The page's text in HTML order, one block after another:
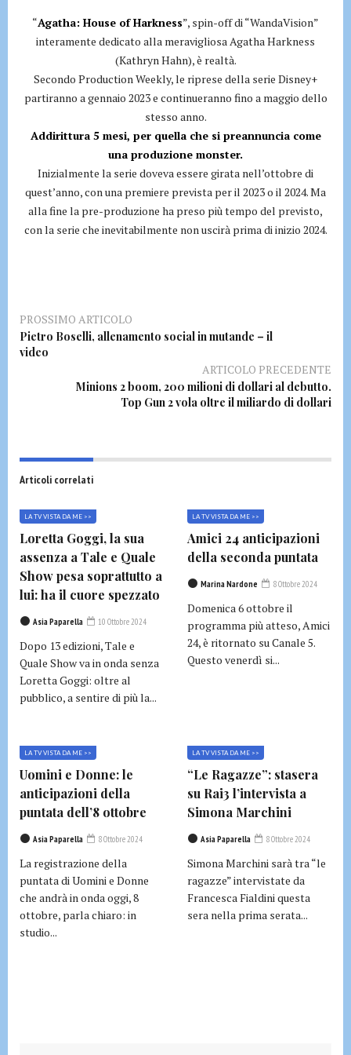
“Agatha: House of Harkness”, spin-off di “WandaVision”
interamente dedicato alla meravigliosa Agatha Harkness
(Kathryn Hahn), è realtà.
Secondo Production Weekly, le riprese della serie Disney+
partiranno a gennaio 2023 e continueranno fino a maggio dello
stesso anno.
Addirittura 5 mesi, per quella che si preannuncia come
una produzione monster.
Inizialmente la serie doveva essere girata nell’ottobre di
quest’anno, con una premiere prevista per il 2023 o il 2024. Ma
alla fine la pre-produzione ha preso più tempo del previsto,
con la serie che inevitabilmente non uscirà prima di inizio 2024.
PROSSIMO ARTICOLO
Pietro Boselli, allenamento social in mutande – il
video
ARTICOLO PRECEDENTE
Minions 2 boom, 200 milioni di dollari al debutto.
Top Gun 2 vola oltre il miliardo di dollari
Articoli correlati
LA TV VISTA DA ME >>
Loretta Goggi, la sua
assenza a Tale e Quale
Show pesa soprattutto a
lui: ha il cuore spezzato
Asia Paparella 10 Ottobre 2024
Dopo 13 edizioni, Tale e
Quale Show va in onda senza
Loretta Goggi: oltre al
pubblico, a sentire di più la...
LA TV VISTA DA ME >>
Amici 24 anticipazioni
della seconda puntata
Marina Nardone 8 Ottobre 2024
Domenica 6 ottobre il
programma più atteso, Amici
24, è ritornato su Canale 5.
Questo venerdì si...
LA TV VISTA DA ME >>
Uomini e Donne: le
anticipazioni della
puntata dell’8 ottobre
Asia Paparella 8 Ottobre 2024
La registrazione della
puntata di Uomini e Donne
che andrà in onda oggi, 8
ottobre, parla chiaro: in
studio...
LA TV VISTA DA ME >>
“Le Ragazze”: stasera
su Rai3 l’intervista a
Simona Marchini
Asia Paparella 8 Ottobre 2024
Simona Marchini sarà tra “le
ragazze” intervistate da
Francesca Fialdini questa
sera nella prima serata...